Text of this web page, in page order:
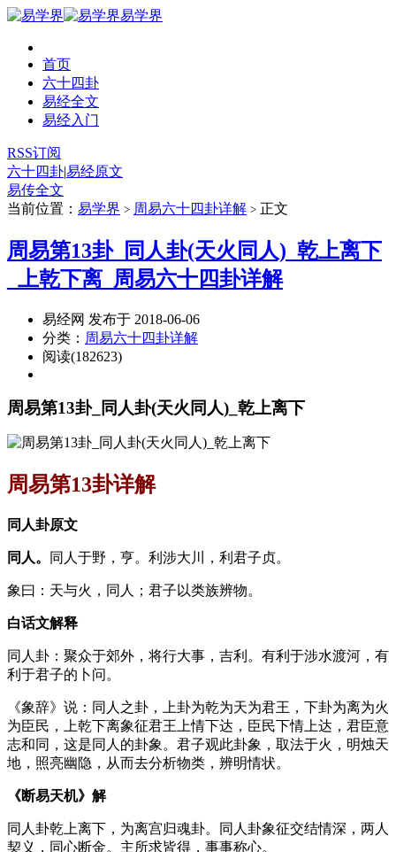
易学界
首页
六十四卦
易经全文
易经入门
RSS订阅
六十四卦|易经原文
易传全文
当前位置： 易学界 > 周易六十四卦详解 > 正文
周易第13卦_同人卦(天火同人)_乾上离下
_上乾下离_周易六十四卦详解
易经网 发布于 2018-06-06
分类： 周易六十四卦详解
阅读(182623)
周易第13卦_同人卦(天火同人)_乾上离下
周易第13卦详解
同人卦原文
同人。 同人于野，亨。利涉大川，利君子贞。
象曰：天与火，同人；君子以类族辨物。
白话文解释
同人卦：聚众于郊外，将行大事，吉利。有利于涉水渡河，有
利于君子的卜问。
《象辞》说：同人之卦，上卦为乾为天为君王，下卦为离为火
为臣民，上乾下离象征君王上情下达，臣民下情上达，君臣意
志和同，这是同人的卦象。君子观此卦象，取法于火，明烛天
地，照亮幽隐，从而去分析物类，辨明情状。
《断易天机》解
同人卦乾上离下，为离宫归魂卦。同人卦象征交结情深，两人
契义，同心断金。主所求皆得，事事称心。